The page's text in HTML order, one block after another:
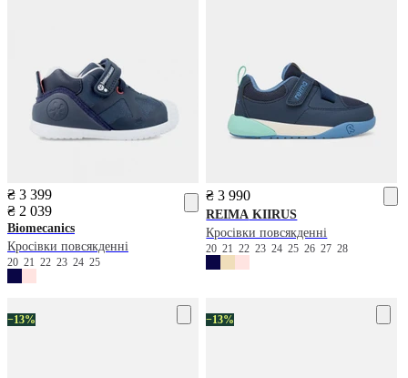
₴ 3 399
₴ 2 039
Biomecanics
Кросівки повсякденні
20 21 22 23 24 25
₴ 3 990
REIMA KIIRUS
Кросівки повсякденні
202122232425262728
−13% −13%